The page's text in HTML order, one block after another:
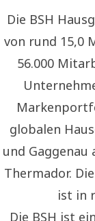
Die BSH
von rund 15,0
56.000
globalen
und Gaggenau
Thermador.
ist in
Die BSH ist